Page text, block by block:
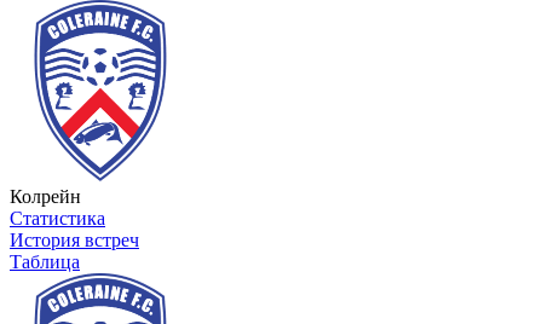
Колрейн
Статистика
История встреч
Таблица